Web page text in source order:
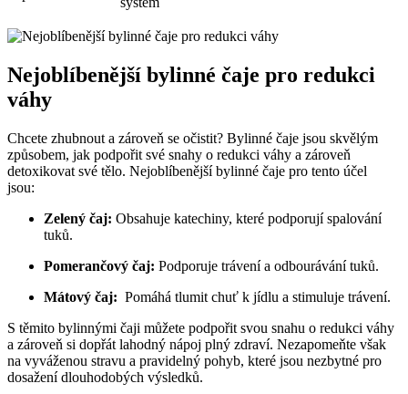
Nejoblíbenější bylinné ⁢čaje pro redukci
váhy
Chcete zhubnout‍ a⁣ zároveň se očistit? Bylinné čaje jsou skvělým
způsobem, jak podpořit⁢ své snahy o redukci váhy‌ a⁣ zároveň
‍detoxikovat své⁢ tělo.​ Nejoblíbenější bylinné čaje pro tento účel
jsou:
Zelený​ čaj: Obsahuje katechiny, které‍ podporují spalování
tuků.
Pomerančový čaj: Podporuje⁢ trávení⁤ a odbourávání tuků.
Mátový‌ čaj: ⁣ Pomáhá ⁣tlumit ⁣chuť ‌k jídlu a stimuluje‌ trávení.
S‌ těmito‍ bylinnými čaji můžete podpořit svou snahu ⁢o ⁤redukci‌ váhy
a ‌zároveň si dopřát lahodný nápoj plný zdraví. Nezapomeňte ⁣však
na vyváženou stravu a pravidelný pohyb, které jsou⁢ nezbytné pro
dosažení dlouhodobých výsledků.